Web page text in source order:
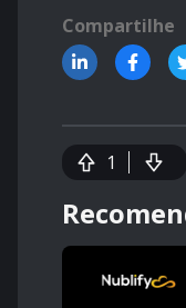
Compartilhe
1